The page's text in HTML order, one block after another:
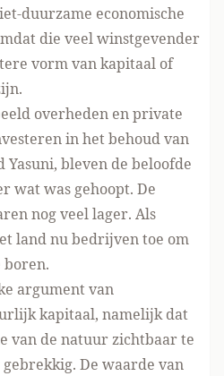
duurzame economische
die veel winstgevender
vorm van kapitaal of
overheden en private
in het behoud van
Yasuni, bleven de beloofde
wat was gehoopt. De
nog veel lager. Als
land nu bedrijven toe om
boren.
argument van
kapitaal, namelijk dat
van de natuur zichtbaar te
gebrekkig. De waarde van